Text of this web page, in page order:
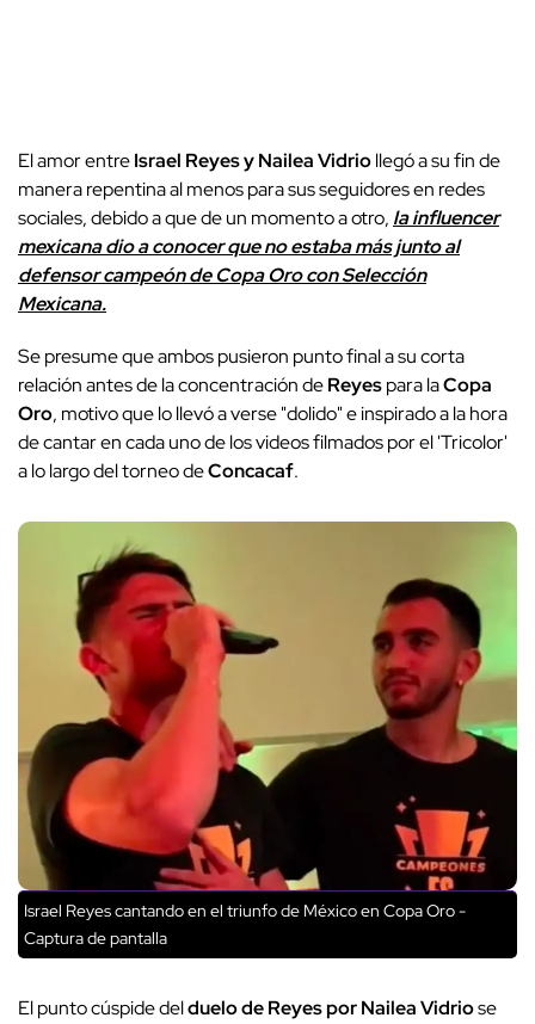
El amor entreIsrael Reyes y Nailea Vidriollegó a su fin de
manera repentina al menos para sus seguidores en redes
sociales, debido a que de un momento a otro, la influencer
mexicana dio a conocer que no estaba más junto al
defensor campeón de Copa Oro con Selección
Mexicana.
Se presume que ambos pusieron punto final a su corta
relación antes de la concentración deReyespara laCopa
Oro, motivo que lo llevó a verse "dolido" e inspirado a la hora
de cantar en cada uno de los videos filmados por el 'Tricolor'
a lo largo del torneo deConcacaf.
Israel Reyes cantando en el triunfo de México en Copa Oro -
Captura de pantalla
El punto cúspide delduelo de Reyes por Nailea Vidriose